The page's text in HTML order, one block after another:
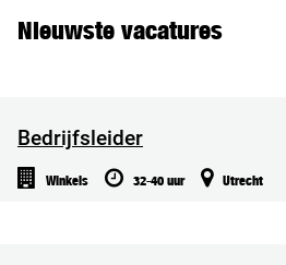
Nieuwste vacatures
Bedrijfsleider
Winkels 32-40 uur Utrecht